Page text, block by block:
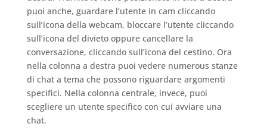
puoi anche, guardare l’utente in cam cliccando
sull’icona della webcam, bloccare l’utente cliccando
sull’icona del divieto oppure cancellare la
conversazione, cliccando sull’icona del cestino. Ora
nella colonna a destra puoi vedere numerous stanze
di chat a tema che possono riguardare argomenti
specifici. Nella colonna centrale, invece, puoi
scegliere un utente specifico con cui avviare una
chat.